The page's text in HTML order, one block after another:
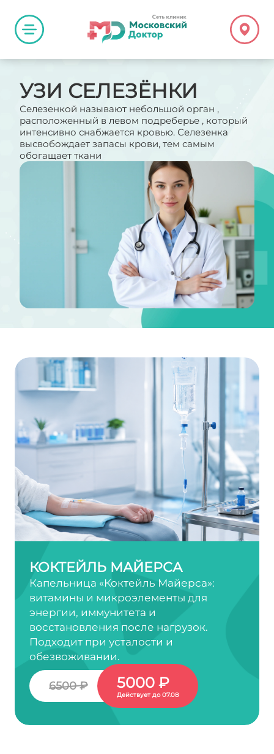
УЗИ СЕЛЕЗЁНКИ
Селезенкой называют небольшой орган ,
расположенный в левом подреберье , который
интенсивно снабжается кровью. Селезенка
высвобождает запасы крови, тем самым
обогащает ткани
КОКТЕЙЛЬ МАЙЕРСА
Капельница «Коктейль Майерса»:
витамины и микроэлементы для
энергии, иммунитета и
восстановления после нагрузок.
Подходит при усталости и
обезвоживании.
6500 ₽ 5000 ₽
Действует до 07.08